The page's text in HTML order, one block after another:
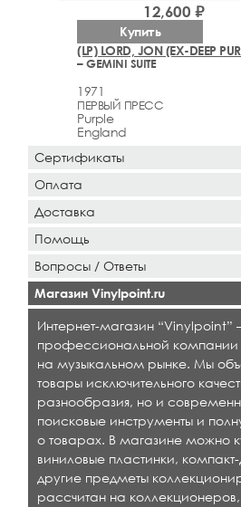
(LP) LORD, JON (EX-DEEP
– GEMINI SUITE
1971
ПЕРВЫЙ ПРЕСС
Purple
England
12,600 ₽
Купить
Сертификаты
Оплата
Доставка
Помощь
Вопросы / Ответы
Магазин Vinylpoint.ru
Интернет-магазин “Vinylpoint”
профессиональной компании
на музыкальном рынке. Мы
товары исключительного
разнообразия, но и
поисковые инструменты и
о товарах. В магазине можно
виниловые пластинки,
другие предметы
рассчитан на